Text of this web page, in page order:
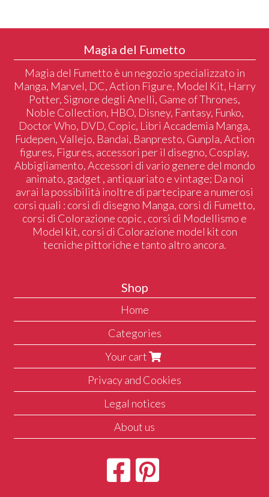
Magia del Fumetto
Magia del Fumetto è un negozio specializzato in
Manga, Marvel, DC, Action Figure, Model Kit, Harry
Potter, Signore degli Anelli, Game of Thrones,
Noble Collection, HBO, Disney, Fantasy, Funko,
Doctor Who, DVD, Copic, Libri Accademia Manga,
Fudepen, Vallejo, Bandai, Banpresto, Gunpla, Action
figures, Figures, accessori per il disegno, Cosplay,
Abbigliamento, Accessori di vario genere del mondo
animato, gadget , antiquariato e vintage; Da noi
avrai la possibilità inoltre di partecipare a numerosi
corsi quali : corsi di disegno Manga, corsi di Fumetto,
corsi di Colorazione copic , corsi di Modellismo e
Model kit, corsi di Colorazione model kit con
tecniche pittoriche e tanto altro ancora.
Shop
Home
Categories
Your cart
Privacy and Cookies
Legal notices
About us